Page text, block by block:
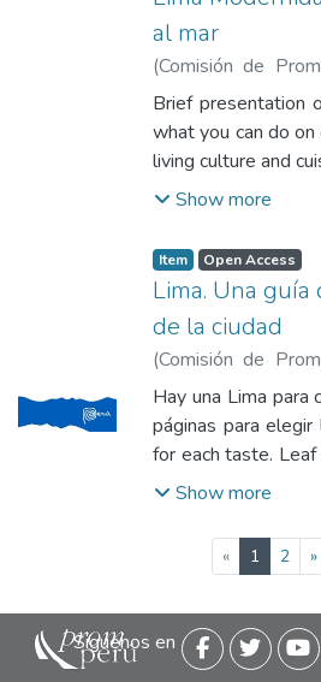
al mar
(Comisión de
Exportación y
Comisión de
Exportación y el
Brief presentation
what you can do
living culture and
Show more
Item Open Access
Lima. Una
de la ciudad
(Comisión de
Exportación y el
de Promoción del
y el Turismo
Hay una Lima para
páginas para
for each taste. Leaf
choose yours.
Show more
« 1(current)
2 »
Siguenos en